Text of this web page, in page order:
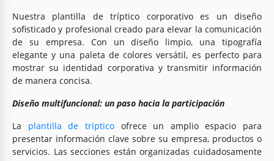
Nuestra plantilla de tríptico corporativo es un diseño
sofisticado y profesional creado para elevar la comunicación
de su empresa. Con un diseño limpio, una tipografía
elegante y una paleta de colores versátil, es perfecto para
mostrar su identidad corporativa y transmitir información
de manera concisa.
Diseño multifuncional: un paso hacia la participación
La plantilla de trípticoofrece un amplio espacio para
presentar información clave sobre su empresa, productos o
servicios. Las secciones están organizadas cuidadosamente